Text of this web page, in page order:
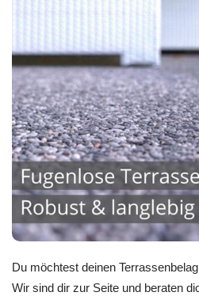
Du möchtest deinen
Wir sind dir zur Seite und beraten